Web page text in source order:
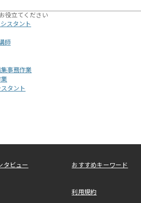
役立てください
スタント
師
集事務作業
業
タント
タビュー おすすめキーワード
利用規約